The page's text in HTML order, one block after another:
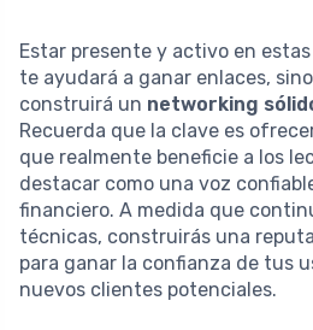
Estar presente y activo en
te ayudará a ganar enlaces,
construirá un networking
Recuerda que la clave es
que realmente beneficie a los
destacar como una voz
financiero. A medida que
técnicas, construirás una
para ganar la confianza de tus
nuevos clientes potenciales.